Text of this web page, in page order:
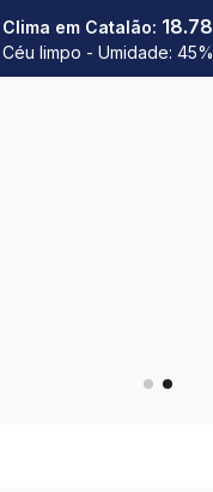
Clima em Catalão: 18.78
Céu limpo - Umidade: 45%